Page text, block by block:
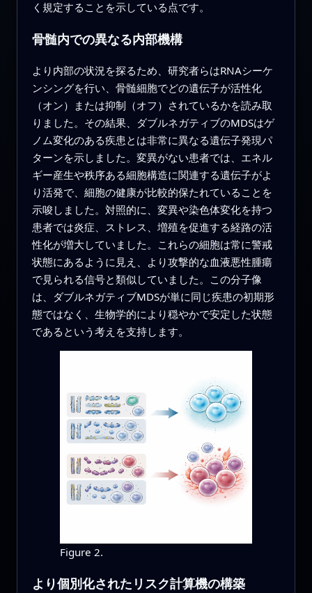
く規定することを示している点です。
骨髄内での異なる内部機構
より内部の状況を探るため、研究者らはRNAシーケ
ンシングを行い、骨髄細胞でどの遺伝子が活性化
（オン）または抑制（オフ）されているかを読み取
りました。その結果、ダブルネガティブのMDSはゲ
ノム変化のある疾患とは非常に異なる遺伝子発現パ
ターンを示しました。変異がない患者では、エネル
ギー産生や秩序ある細胞構造に関連する遺伝子がよ
り活発で、細胞の健康が比較的保たれていることを
示唆しました。対照的に、変異や染色体変化を持つ
患者では炎症、ストレス、増殖を促進する経路の活
性化が増大していました。これらの細胞は常に警戒
状態にあるように見え、より攻撃的な血液悪性腫瘍
で見られる信号と類似していました。この分子像
は、ダブルネガティブMDSが単に同じ疾患の初期形
態ではなく、生物学的により穏やかで安定した状態
であるという考えを支持します。
Figure 2.
より個別化されたリスク計算機の構築